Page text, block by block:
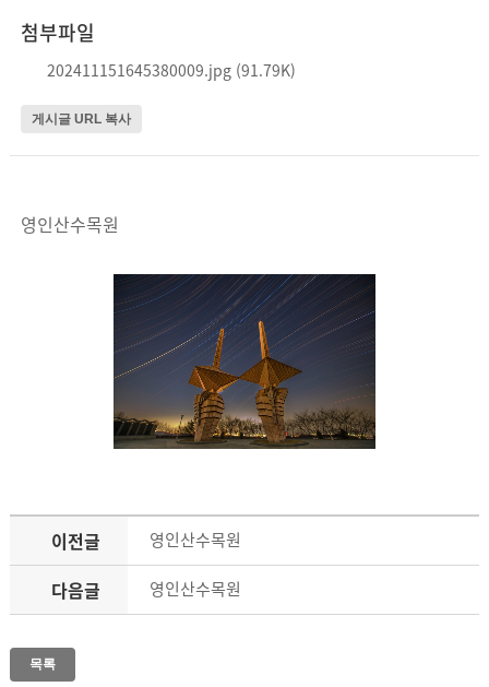
첨부파일
202411151645380009.jpg (91.79K)
게시글 URL 복사
영인산수목원
이전글 영인산수목원
다음글 영인산수목원
목록